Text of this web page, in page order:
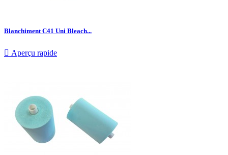
Blanchiment C41 Uni Bleach...
 Aperçu rapide